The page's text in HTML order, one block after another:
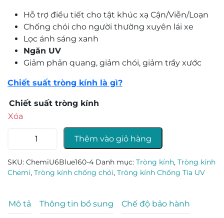
Hỗ trợ điều tiết cho tật khúc xạ Cận/Viễn/Loạn
Chống chói cho người thường xuyên lái xe
Lọc ánh sáng xanh
Ngăn UV
Giảm phản quang, giảm chói, giảm trầy xước
Chiết suất tròng kính là gì?
Chiết suất tròng kính
X-
Drive
lượng
Thêm vào giỏ hàng
SKU: ChemiU6Blue160-4 Danh mục: Tròng kính, Tròng kính
Chemi, Tròng kính chống chói, Tròng kính Chống Tia UV
Mô tả Thông tin bổ sung Chế độ bảo hành